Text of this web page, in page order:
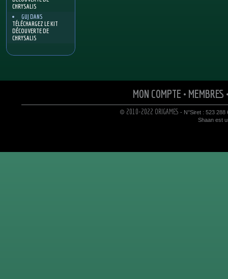
CHRYSALIS
GUJ DANS
TÉLÉCHARGEZ LE KIT
DÉCOUVERTE DE
CHRYSALIS
MON COMPTE • MEMBRES
© 2010-2022 ORIGAMES - N°Siret : 523 288
Shaan est